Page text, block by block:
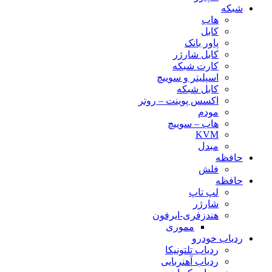
شبکه
هاب
کابل
پاور بانک
کابل شارژر
کارت شبکه
اسپلیتر و سوییچ
کابل شبکه
اکسس پوینت – روتر
مودم
هاب – سوییچ
KVM
مبدل
حافظه
فلش
حافظه
لپ تاپ
شارژر
هندزفری-ایرفون
مموری
ردیاب خودرو
ردیاب تلتونیکا
ردیاب آهنربایی